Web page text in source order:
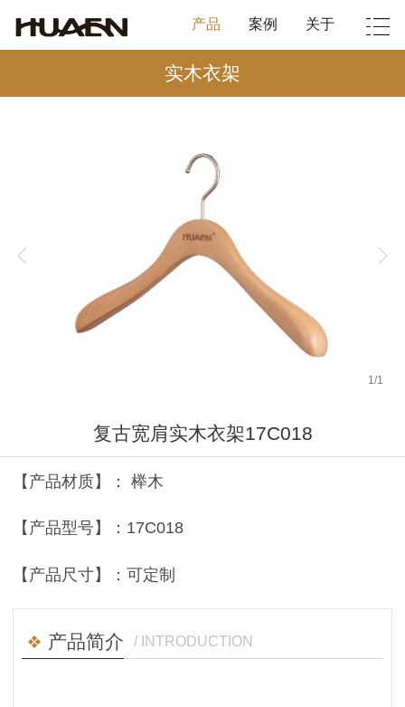
产品 案例 关于
实木衣架
1 /1
复古宽肩实木衣架17C018
【产品材质】： 榉木
【产品型号】：17C018
【产品尺寸】：可定制
产品简介 / INTRODUCTION